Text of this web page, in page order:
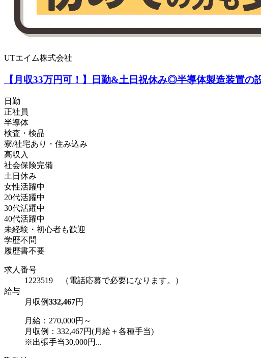
UTエイム株式会社
【月収33万円可！】日勤&土日祝休み◎半導体製造装置
日勤
正社員
半導体
検査・検品
寮/社宅あり・住み込み
高収入
社会保険完備
土日休み
女性活躍中
20代活躍中
30代活躍中
40代活躍中
未経験・初心者も歓迎
学歴不問
履歴書不要
求人番号
1223519 （電話応募で必要になります。）
給与
月収例332,467円
月給：270,000円～
月収例：332,467円(月給＋各種手当)
※出張手当30,000円...